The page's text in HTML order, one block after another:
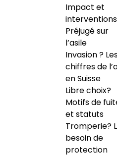
Impact et
interventions
Préjugé sur
l’asile
Invasion ?
chiffres de
en Suisse
Libre choix?
Motifs de
et statuts
Tromperie?
besoin de
protection